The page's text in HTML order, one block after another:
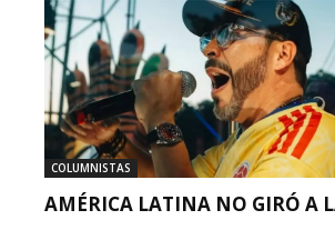
COLUMNISTAS
AMÉRICA LATINA NO GIRÓ A